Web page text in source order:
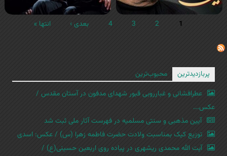
1
2
3
4 بعدی › انتها »
پربازدیدترین
محبوب‌ترین
عطرافشانی و غبارروبی قبور شهدای مدفون در آستان مقدس /
عکس...
آیین مذهبی و سنتی مسلمیه در فهرست آثار ملی ثبت شد
توزیع کیک بمناسبت ولادت حضرت فاطمه زهرا (س) / عکس: اسدی
آیت الله محمدی ریشهری در پیاده روی اربعین حسینی(ع) /